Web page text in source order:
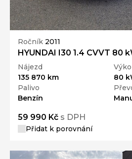
Ročník 2011
HYUNDAI I30 1.4 CVVT 80
Nájezd
135 870 km
80
Palivo
Benzín
59 990 Kč s DPH
Přidat k porovnání